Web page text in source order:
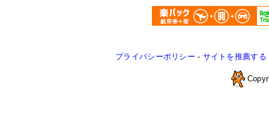
プライバシーポリシー - サイトを推薦する